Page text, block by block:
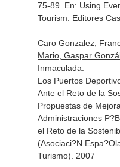
75-89. En: Using
Tourism . Editores
Caro Gonzalez,
Mario, Gaspar
Inmaculada:
Los Puertos
Ante el Reto de la
Propuestas de
Administraciones
el Reto de la
(Asociaci?N
Turismo). 2007